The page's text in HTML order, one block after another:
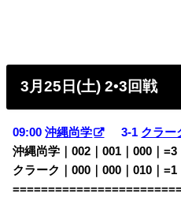
3月25日(土) 2•3回戦
09:00沖縄尚学 3-1 クラー
沖縄尚学｜002｜001｜000｜=3
クラーク｜000｜000｜010｜=1